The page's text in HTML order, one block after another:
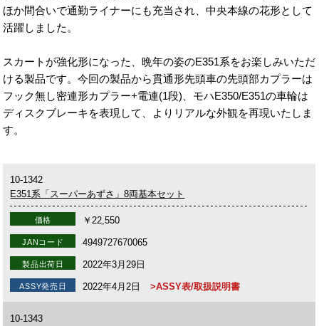
ほか間合いで通勤ライナーにも充当され、中央本線の花形として
活躍しました。
スカートが強化形になった、晩年の姿のE351系をお楽しみいただ
ける製品です。今回の製品から貫通形先頭車の先頭部カプラーは
フック無し密連形カプラー+電連(1段)、モハE350/E351の車輪は
ディスクブレーキを表現して、よりリアルな外観を再現いたしま
す。
10-1342
E351系「スーパーあずさ」8両基本セット
価格 ￥22,550
JANコード 4949727670065
製品出荷日 2022年3月29日
ASSY発売日 2022年4月2日 >ASSY表/取扱説明書
10-1343